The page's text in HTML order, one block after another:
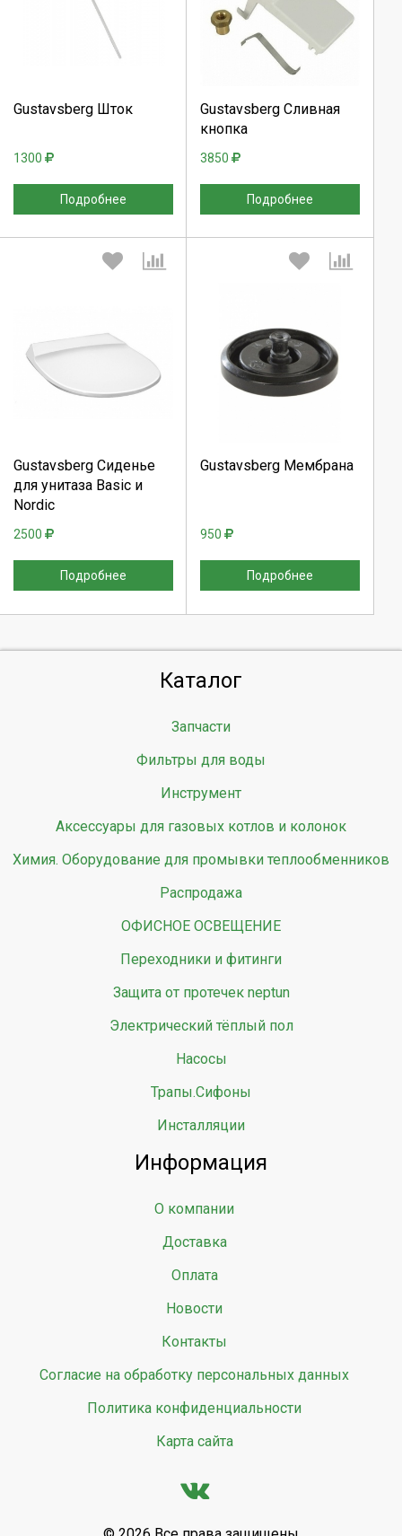
Gustavsberg Шток
1300
Подробнее
Выберите количество:
Gustavsberg Сливная
кнопка
3850
Подробнее
Выберите количество:
Gustavsberg Сиденье
для унитаза Basic и
Nordic
2500
Подробнее
Выберите количество:
Продолжить Gustavsberg Мембрана
950
Подробнее
Выберите количество:
Продолжить
Каталог
Запчасти
Фильтры для воды
Инструмент
Аксессуары для газовых котлов и колонок
Химия. Оборудование для промывки теплообменников
Распродажа
ОФИСНОЕ ОСВЕЩЕНИЕ
Переходники и фитинги
Защита от протечек neptun
Электрический тёплый пол
Насосы
Трапы.Сифоны
Инсталляции
Информация
О компании
Доставка
Оплата
Новости
Контакты
Согласие на обработку персональных данных
Политика конфиденциальности
Карта сайта